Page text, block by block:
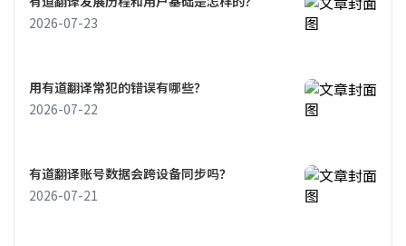
2026-07-23
用有道翻译常犯的错误有哪些？
2026-07-22
有道翻译账号数据会跨设备同步吗？
2026-07-21